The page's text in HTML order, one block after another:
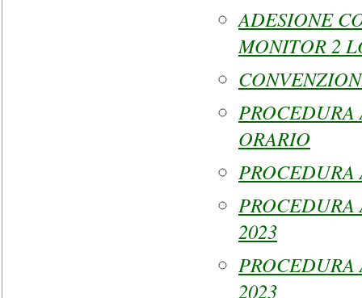
ADESIONE
MONITOR 2
ORARIO
PROCEDURA
2023
2023